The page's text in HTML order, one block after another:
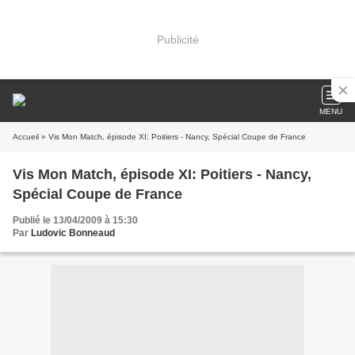
Publicité
MENU
Accueil » Vis Mon Match, épisode XI: Poitiers - Nancy, Spécial Coupe de France
Vis Mon Match, épisode XI: Poitiers - Nancy,
Spécial Coupe de France
Publié le 13/04/2009 à 15:30
Par Ludovic Bonneaud